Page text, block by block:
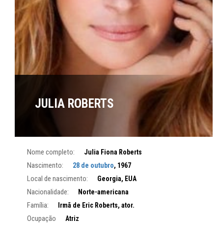
JULIA ROBERTS
Nome completo: Julia Fiona Roberts
Nascimento: 28 de outubro, 1967
Local de nascimento: Georgia, EUA
Nacionalidade: Norte-americana
Família: Irmã de Eric Roberts, ator.
Ocupação Atriz